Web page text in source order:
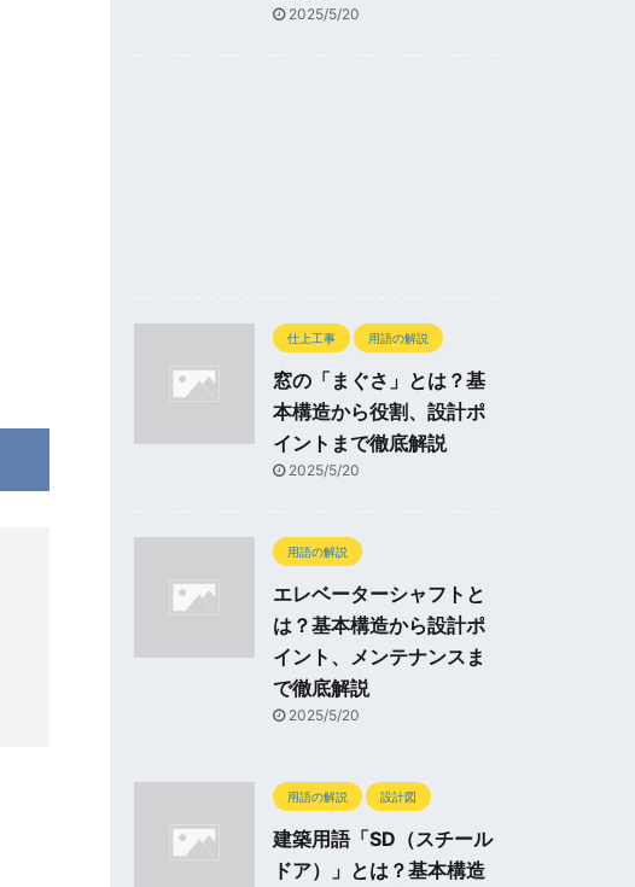
2025/5/20
仕上工事 用語の解説
窓の「まぐさ」とは？基
本構造から役割、設計ポ
イントまで徹底解説
2025/5/20
用語の解説
エレベーターシャフトと
は？基本構造から設計ポ
イント、メンテナンスま
で徹底解説
2025/5/20
用語の解説 設計図
建築用語「SD（スチール
ドア）」とは？基本構造